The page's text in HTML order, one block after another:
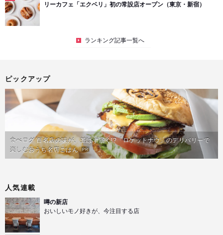
リーカフェ「エクベリ」初の常設店オープン（東京・新宿）
ランキング記事一覧へ
ピックアップ
食べログ 百名店の味が、並ばず届く!?「ロケットナウ」のデリバリーで
楽しむおうち名店ごはん PR
人気連載
噂の新店
おいしいモノ好きが、今注目する店